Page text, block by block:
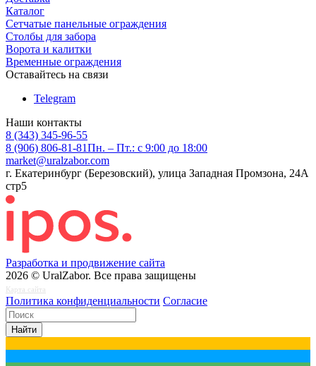
Каталог
Сетчатые панельные ограждения
Столбы для забора
Ворота и калитки
Временные ограждения
Оставайтесь на связи
Telegram
Наши контакты
8 (343) 345-96-55
8 (906) 806-81-81Пн. – Пт.: с 9:00 до 18:00
market@uralzabor.com
г. Екатеринбург (Березовский), улица Западная Промзона, 24А
стр5
Разработка и продвижение сайта
2026 © UralZabor. Все права защищены
Карта сайта
Политика конфиденциальности Согласие
Найти